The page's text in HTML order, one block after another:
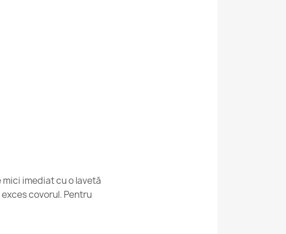
imediat cu o lavetă
covorul. Pentru